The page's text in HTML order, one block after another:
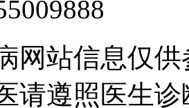
网站信息仅
请遵照医生诊